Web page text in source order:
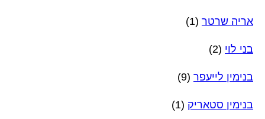
אריה שרטר (1)
בני לוי (2)
בנימין לייעפר (9)
בנימין סטאריק (1)